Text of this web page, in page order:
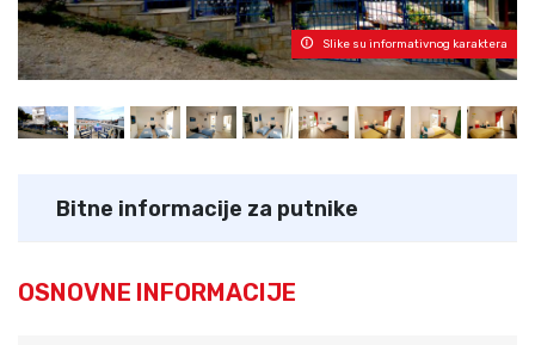
Slike su informativnog karaktera
Bitne informacije za putnike
OSNOVNE INFORMACIJE